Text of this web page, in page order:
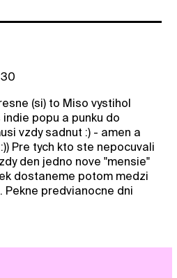
(si) to Miso vystihol
popu a punku do
vzdy sadnut :) - amen a
Pre tych kto ste nepocuvali
den jedno nove "mensie"
dostaneme potom medzi
Pekne predvianocne dni